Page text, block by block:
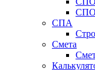
СПА
Смета